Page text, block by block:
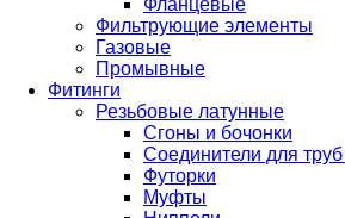
Фильтрующие элементы
Газовые
Промывные
Фитинги
Резьбовые латунные
Сгоны и бочонки
Соединители для
Футорки
Муфты